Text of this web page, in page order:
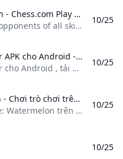
Chơi Cờ Vua Với Máy Tính - Chess.com Play chess vs. computer opponents of all skill levels. Practice with coach bots or take on a roster of unique characters with new additions every month.
Play chess vs. computer opponents of all skill levels. Practice with coach bots or take on a roster of unique characters with new additions every month.
10/25
SAKURA School Simulator APK cho Android - Tải về SAKURA School Simulator cho Android tải về miễn phí và an toàn. SAKURA School Simulator phiên bản mới nhất. SAKURA School Simulator là một trò ch
SAKURA School Simulator cho Android , tải về miễn phí và an toàn. SAKURA School Simulator phiên bản mới nhất. SAKURA School Simulator là một trò ch Miễn phí Bằng Ti
10/25
Suika Game: Watermelon - Chơi trò chơi trên Lagged.com Chơi trò chơi Suika Game: Watermelon trên Lagged.com. Chơi miễn phí và bỏ chặn trực tuyến ngay bây giờ. Suika Game: Watermelon là một trong những trò chơi giải đố thú vị của chúng tôi có thể chơi trực tuyến miễn phí trên mọi thiết bị.
Chơi trò chơi Suika Game: Watermelon trên Lagged.com. Chơi miễn phí và bỏ chặn trực tuyến ngay bây giờ. Suika Game: Watermelon là một trong những trò chơi giải đố thú vị của chúng tôi có thể chơi trực tuyến miễn phí trên mọi thiết bị. Bắt đầu chơi
10/25
10/25